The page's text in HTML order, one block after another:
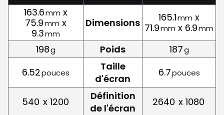
163.6mm x
75.9mm x
9.3mm
Dimensions 165.1mm x
71.9mm x 6.9mm
198g Poids 187g
6.52pouces
Taille
d'écran
6.7pouces
540 x 1200
Définition
de l'écran
2640 x 1080